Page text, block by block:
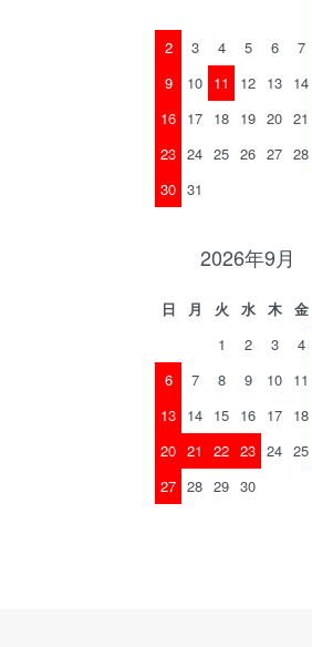
2
3 4 5 6 7
9
10 11 12 13 14
16 17 18 19 20 21
23 24 25 26 27 28
30 31
2026年9月
日 月 火 水 木 金
1
2 3 4
6
7 8 9 10 11
13 14 15 16 17 18
20 21 22 23 24 25
27 28 29 30